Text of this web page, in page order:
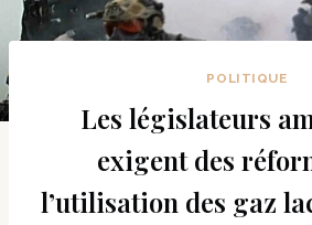
POLITIQUE
Les législateurs
exigent des
l’utilisation des gaz